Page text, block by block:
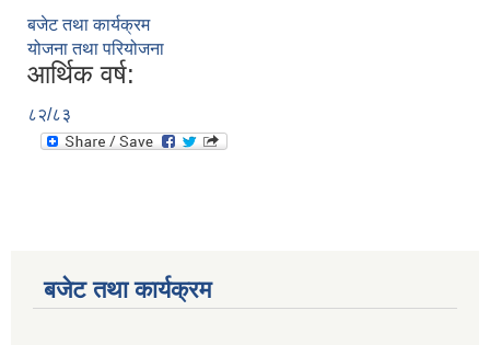
बजेट तथा कार्यक्रम
योजना तथा परियोजना
आर्थिक वर्ष:
८२/८३
बजेट तथा कार्यक्रम